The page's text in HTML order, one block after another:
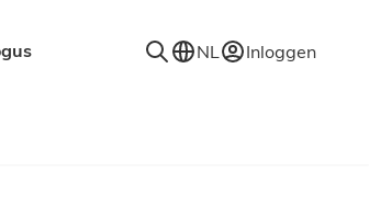
NL Inloggen